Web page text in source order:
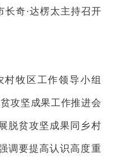
长奇·达楞太主持召开
牧区工作领导小组
攻坚成果工作推进会
脱贫攻坚成果同乡村
调要提高认识高度重